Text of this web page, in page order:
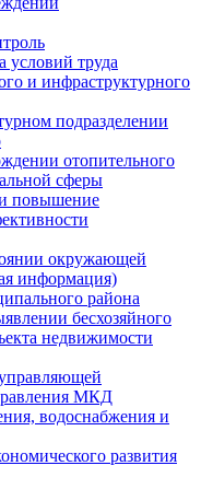
условий труда
и инфраструктурного
подразделении
отопительного
сферы
повышение
окружающей
информация)
района
бесхозяйного
недвижимости
МКД
водоснабжения и
развития